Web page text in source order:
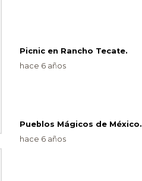
Picnic en Rancho Tecate.
hace 6 años
Pueblos Mágicos de México.
hace 6 años